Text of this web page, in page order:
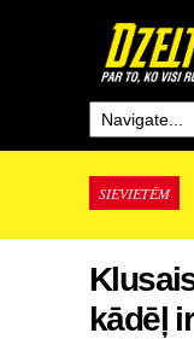
SIEVIETĒM
kādēļ